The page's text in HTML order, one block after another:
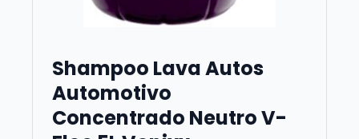
Shampoo Lava Autos
Automotivo
Concentrado Neutro V-